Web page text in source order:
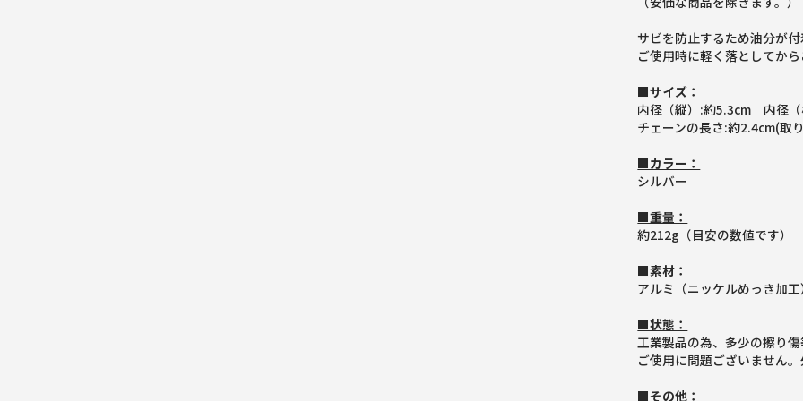
サビを防止するため油分が
ご使用時に軽く落としてか
■サイズ：
内径（縦）:約5.3cm 内径
チェーンの長さ:約2.4cm(取
■カラー：
シルバー
■重量：
約212g（目安の数値です）
■素材：
アルミ（ニッケルめっき加
■状態：
工業製品の為、多少の擦り
ご使用に問題ございません
■その他：